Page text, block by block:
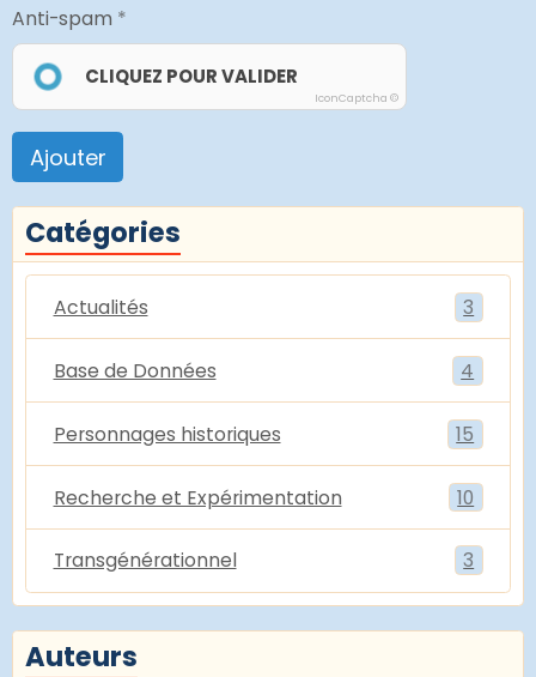
Anti-spam
CLIQUEZ POUR VALIDER
IconCaptcha ©
Ajouter
Catégories
Actualités 3
Base de Données 4
Personnages historiques 15
Recherche et Expérimentation 10
Transgénérationnel 3
Auteurs